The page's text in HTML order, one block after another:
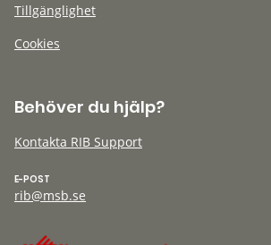
Tillgänglighet
Cookies
Behöver du hjälp?
Kontakta RIB Support
E-POST
rib@msb.se